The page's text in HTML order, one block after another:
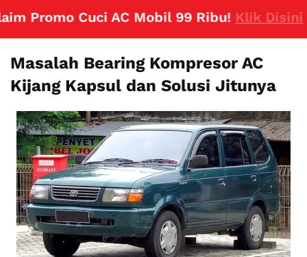
Cuci AC Mobil 99 Ribu!Klik Disini
Masalah Bearing Kompresor AC
Kijang Kapsul dan Solusi Jitunya